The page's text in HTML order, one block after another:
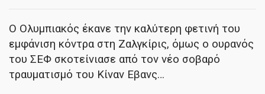
Ο Ολυμπιακός έκανε την καλύτερη φετινή του
εμφάνιση κόντρα στη Ζαλγκίρις, όμως ο ουρανός
του ΣΕΦ σκοτείνιασε από τον νέο σοβαρό
τραυματισμό του Κίναν Εβανς…